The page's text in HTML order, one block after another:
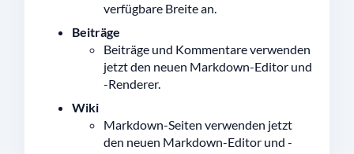
verfügbare Breite an.
Beiträge
Beiträge und Kommentare verwenden
jetzt den neuen Markdown-Editor und
-Renderer.
Wiki
Markdown-Seiten verwenden jetzt
den neuen Markdown-Editor und -